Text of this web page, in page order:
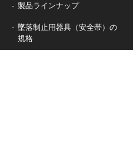
製品ラインナップ
墜落制止用器具（安全帯）の
規格